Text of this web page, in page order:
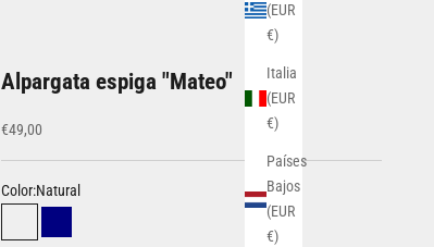
(EUR
€)
Italia
(EUR
€)
Países
Bajos
(EUR
€)
Alpargata espiga "Mateo"
Precio de oferta
€49,00
Color:Natural
NaturalNavy